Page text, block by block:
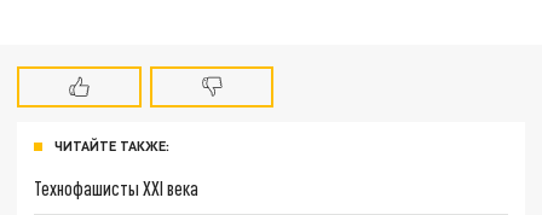
ЧИТАЙТЕ ТАКЖЕ:
Технофашисты XXI века